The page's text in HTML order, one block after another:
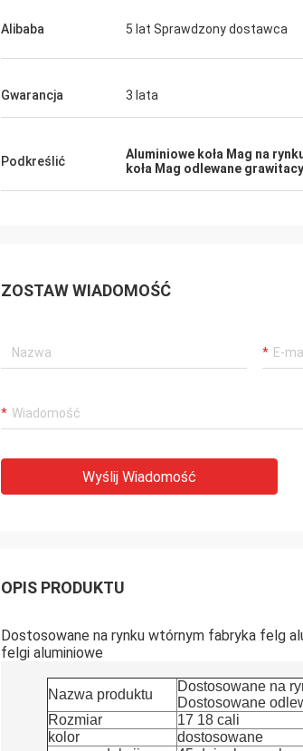
Alibaba 5 lat Sprawdzony dostawca
Gwarancja 3 lata
Podkreślić Aluminiowe koła Mag na
koła Mag odlewane
ZOSTAW WIADOMOŚĆ
Wyślij Wiadomość
OPIS PRODUKTU
Dostosowane na rynku wtórnym fabryka felg
felgi aluminiowe
Nazwa produktu
Dostosowane na
Dostosowane
Rozmiar
17 18 cali
kolor
dostosowane